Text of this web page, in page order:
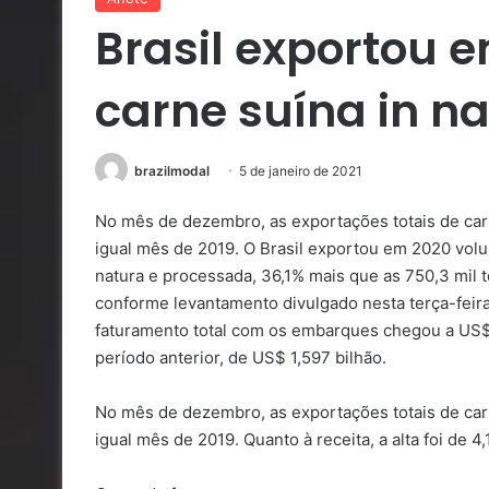
Brasil exportou
carne suína in
brazilmodal 5 de janeiro de 2021
No mês de dezembro, as exportações totais de
igual mês de 2019. O Brasil exportou em 2020
natura e processada, 36,1% mais que as 750,3
conforme levantamento divulgado nesta terça-
faturamento total com os embarques chegou a
período anterior, de US$ 1,597 bilhão.
No mês de dezembro, as exportações totais de
igual mês de 2019. Quanto à receita, a alta foi de